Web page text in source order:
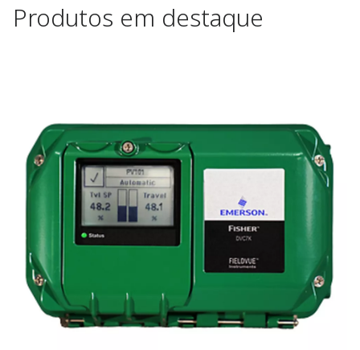
Produtos em destaque